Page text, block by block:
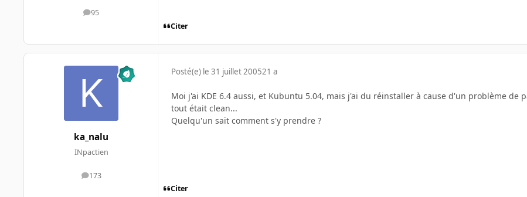
95
messages
Citer
ka_nalu
INpactien
173
messages
Posté(e) le 31 juillet 200521 a
Moi j'ai KDE 6.4 aussi, et Kubuntu 5.04, mais j'ai du réinstaller à cause d'un problème de
tout était clean...
Quelqu'un sait comment s'y prendre ?
Citer